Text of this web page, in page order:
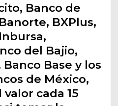
Banco de
BXPlus,
del Bajio,
Base y los
de México,
cada 15